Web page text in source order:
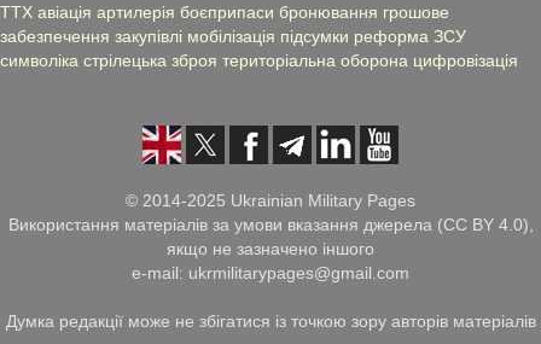
ТТХ авіація артилерія боєприпаси бронювання грошове
забезпечення закупівлі мобілізація підсумки реформа ЗСУ
символіка стрілецька зброя територіальна оборона цифровізація
© 2014-2025 Ukrainian Military Pages
Використання матеріалів за умови вказання джерела (CC BY 4.0),
якщо не зазначено іншого
e-mail: ukrmilitarypages@gmail.com
Думка редакції може не збігатися із точкою зору авторів матеріалів